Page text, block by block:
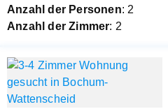
Anzahl der Personen: 2
Anzahl der Zimmer: 2